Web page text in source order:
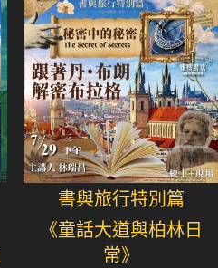
書與旅行特別篇
《童話大道與柏林日
常》